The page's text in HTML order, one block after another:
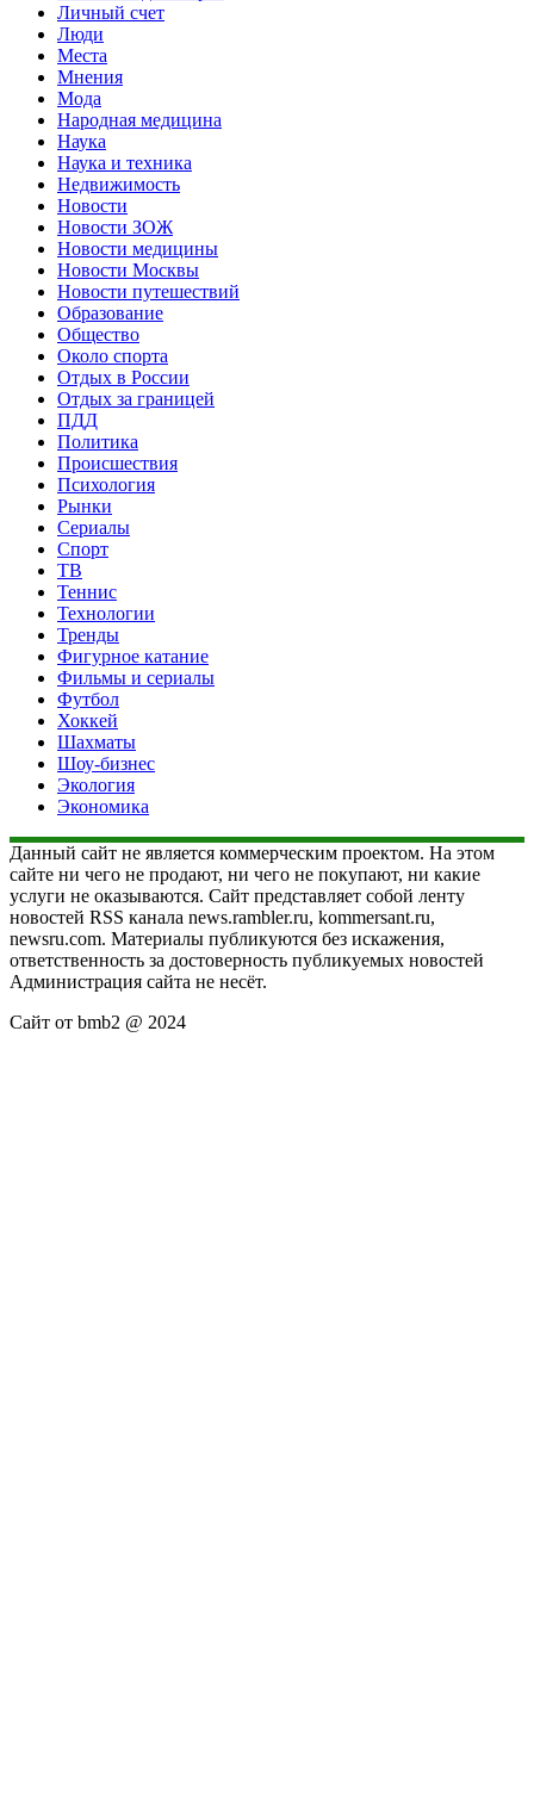
Личный счет
Люди
Места
Мнения
Мода
Народная медицина
Наука
Наука и техника
Недвижимость
Новости
Новости ЗОЖ
Новости медицины
Новости Москвы
Новости путешествий
Образование
Общество
Около спорта
Отдых в России
Отдых за границей
ПДД
Политика
Происшествия
Психология
Рынки
Сериалы
Спорт
ТВ
Теннис
Технологии
Тренды
Фигурное катание
Фильмы и сериалы
Футбол
Хоккей
Шахматы
Шоу-бизнес
Экология
Экономика
Данный сайт не является коммерческим проектом. На этом
сайте ни чего не продают, ни чего не покупают, ни какие
услуги не оказываются. Сайт представляет собой ленту
новостей RSS канала news.rambler.ru, kommersant.ru,
newsru.com. Материалы публикуются без искажения,
ответственность за достоверность публикуемых новостей
Администрация сайта не несёт.
Сайт от bmb2 @ 2024